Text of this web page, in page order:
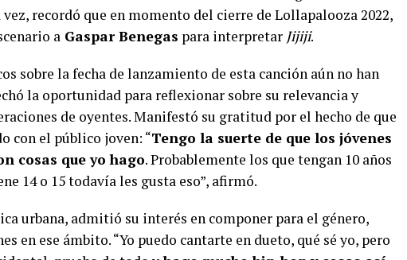
recordó que en momento del cierre de Lollapalooza 2022,
a Gaspar Benegas para interpretar Jijiji.
sobre la fecha de lanzamiento de esta canción aún no han
la oportunidad para reflexionar sobre su relevancia y
de oyentes. Manifestó su gratitud por el hecho de que
con el público joven: “Tengo la suerte de que los jóvenes
cosas que yo hago. Probablemente los que tengan 10 años
14 o 15 todavía les gusta eso”, afirmó.
urbana, admitió su interés en componer para el género,
en ese ámbito. “Yo puedo cantarte en dueto, qué sé yo, pero